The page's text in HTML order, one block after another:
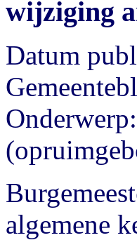
wijziging
Datum
algemene